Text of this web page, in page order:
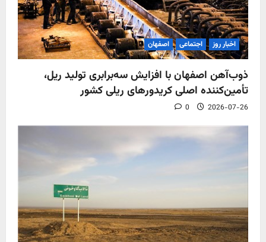
اخبار روز اجتماعی اصفهان
ذوب‌آهن اصفهان با افزایش سه‌برابری تولید ریل،
تأمین‌کننده اصلی کریدورهای ریلی کشور
2026-07-26
0